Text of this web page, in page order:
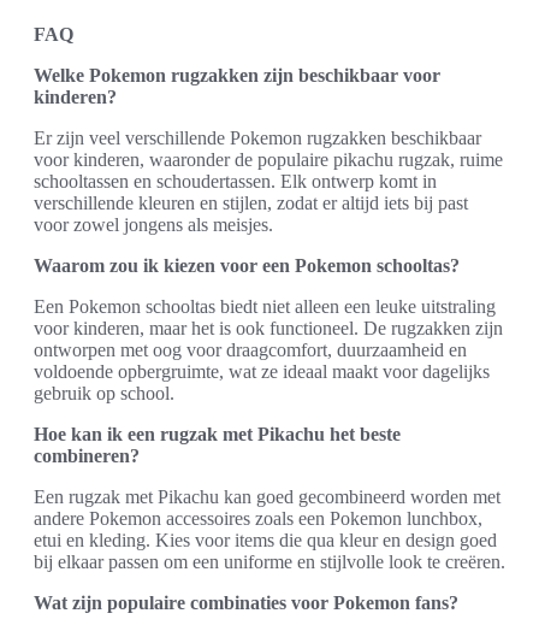
FAQ
Welke Pokemon rugzakken zijn beschikbaar voor
kinderen?
Er zijn veel verschillende Pokemon rugzakken beschikbaar
voor kinderen, waaronder de populaire pikachu rugzak, ruime
schooltassen en schoudertassen. Elk ontwerp komt in
verschillende kleuren en stijlen, zodat er altijd iets bij past
voor zowel jongens als meisjes.
Waarom zou ik kiezen voor een Pokemon schooltas?
Een Pokemon schooltas biedt niet alleen een leuke uitstraling
voor kinderen, maar het is ook functioneel. De rugzakken zijn
ontworpen met oog voor draagcomfort, duurzaamheid en
voldoende opbergruimte, wat ze ideaal maakt voor dagelijks
gebruik op school.
Hoe kan ik een rugzak met Pikachu het beste
combineren?
Een rugzak met Pikachu kan goed gecombineerd worden met
andere Pokemon accessoires zoals een Pokemon lunchbox,
etui en kleding. Kies voor items die qua kleur en design goed
bij elkaar passen om een uniforme en stijlvolle look te creëren.
Wat zijn populaire combinaties voor Pokemon fans?